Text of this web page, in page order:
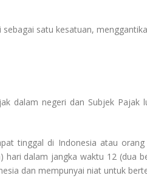
satu kesatuan,
dalam negeri dan Subjek Pajak
tinggal di Indonesia atau
hari dalam jangka waktu 12 (dua
dan mempunyai niat untuk